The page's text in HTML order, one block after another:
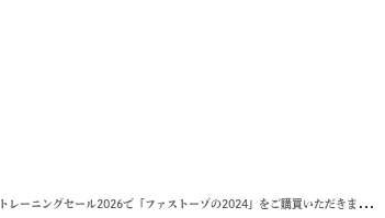
トレーニングセール2026で「ファストーゾの2024」をご購買いただきました |